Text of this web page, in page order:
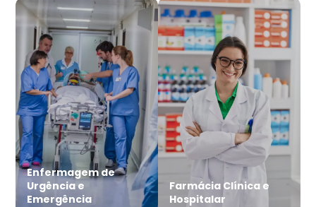
Enfermagem de
Urgência e
Emergência
Farmácia Clínica e
Hospitalar